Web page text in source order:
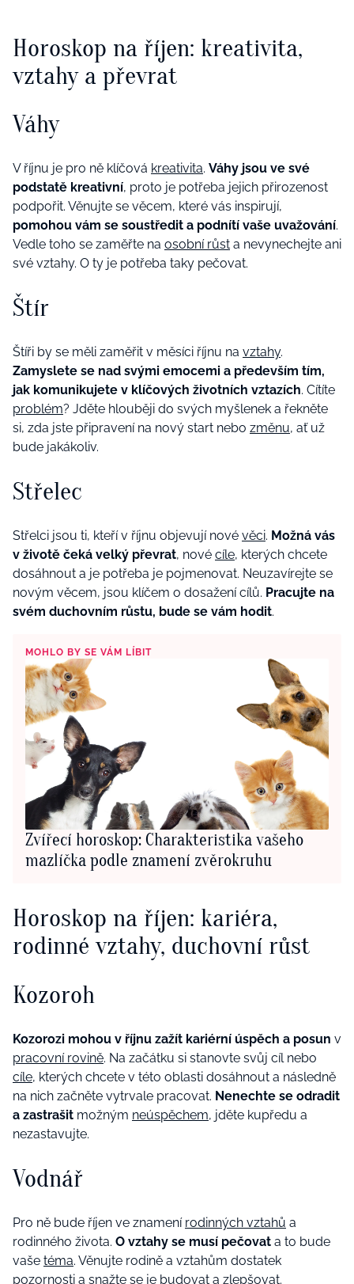
Horoskop na říjen: kreativita,
vztahy a převrat
Váhy
V říjnu je pro ně klíčová kreativita. Váhy jsou ve své
podstatě kreativní, proto je potřeba jejich přirozenost
podpořit. Věnujte se věcem, které vás inspirují,
pomohou vám se soustředit a podnítí vaše uvažování.
Vedle toho se zaměřte na osobní růst a nevynechejte ani
své vztahy. O ty je potřeba taky pečovat.
Štír
Štíři by se měli zaměřit v měsíci říjnu na vztahy.
Zamyslete se nad svými emocemi a především tím,
jak komunikujete v klíčových životních vztazích. Cítíte
problém? Jděte hlouběji do svých myšlenek a řekněte
si, zda jste připravení na nový start nebo změnu, ať už
bude jakákoliv.
Střelec
Střelci jsou ti, kteří v říjnu objevují nové věci. Možná vás
v životě čeká velký převrat, nové cíle, kterých chcete
dosáhnout a je potřeba je pojmenovat. Neuzavírejte se
novým věcem, jsou klíčem o dosažení cílů. Pracujte na
svém duchovním růstu, bude se vám hodit.
MOHLO BY SE VÁM LÍBIT
Zvířecí horoskop: Charakteristika vašeho
mazlíčka podle znamení zvěrokruhu
Horoskop na říjen: kariéra,
rodinné vztahy, duchovní růst
Kozoroh
Kozorozi mohou v říjnu zažít kariérní úspěch a posun v
pracovní rovině. Na začátku si stanovte svůj cíl nebo
cíle, kterých chcete v této oblasti dosáhnout a následně
na nich začněte vytrvale pracovat. Nenechte se odradit
a zastrašit možným neúspěchem, jděte kupředu a
nezastavujte.
Vodnář
Pro ně bude říjen ve znamení rodinných vztahů a
rodinného života. O vztahy se musí pečovat a to bude
vaše téma. Věnujte rodině a vztahům dostatek
pozornosti a snažte se je budovat a zlepšovat.